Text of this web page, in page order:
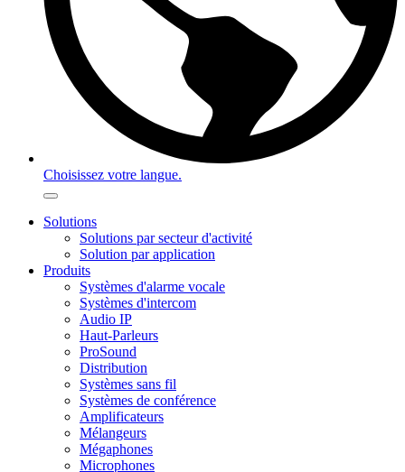
Choisissez votre langue.
Solutions
Solutions par secteur d'activité
Solution par application
Produits
Systèmes d'alarme vocale
Systèmes d'intercom
Audio IP
Haut-Parleurs
ProSound
Distribution
Systèmes sans fil
Systèmes de conférence
Amplificateurs
Mélangeurs
Mégaphones
Microphones